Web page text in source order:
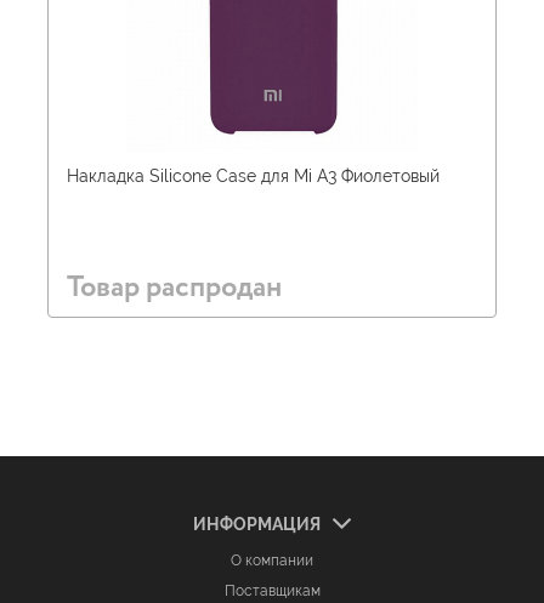
Накладка Silicone Case для Mi A3 Фиолетовый
Товар распродан
ИНФОРМАЦИЯ
О компании
Поставщикам